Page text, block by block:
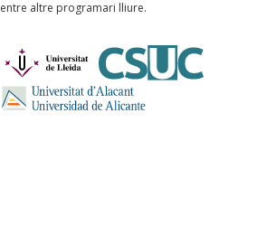
entre altre programari lliure.